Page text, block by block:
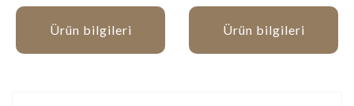
Ürün bilgileri Ürün bilgileri